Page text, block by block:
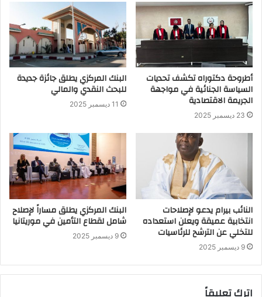
أطروحة دكتوراه تكشف تحديات
السياسة الجنائية في مواجهة
الجريمة الاقتصادية
23 ديسمبر 2025
البنك المركزي يطلق جائزة جديدة
للبحث النقدي والمالي
11 ديسمبر 2025
النائب بيرام يدعو لإصلاحات
انتخابية عميقة ويعلن استعداده
للتخلي عن الترشح للرئاسيات
9 ديسمبر 2025
البنك المركزي يطلق مساراً لإصلاح
شامل لقطاع التأمين في موريتانيا
9 ديسمبر 2025
اترك تعليقاً